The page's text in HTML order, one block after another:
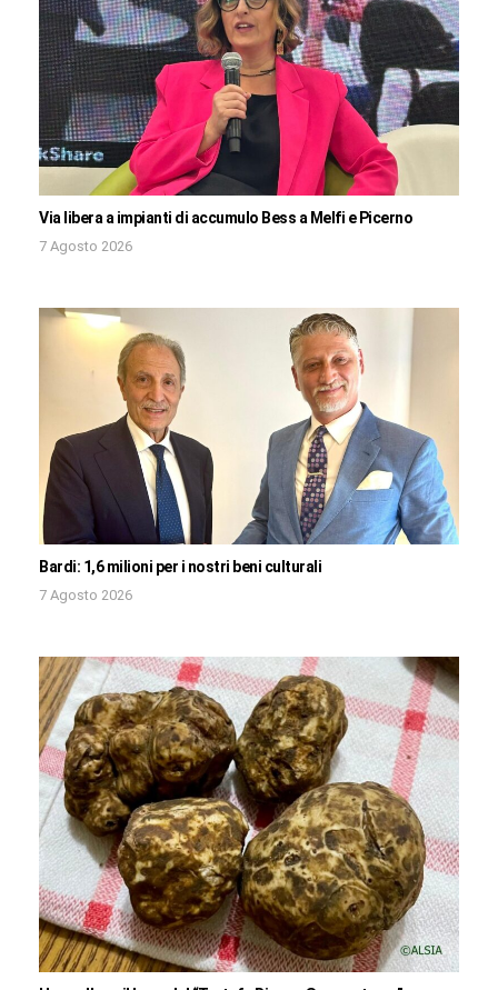
Via libera a impianti di accumulo Bess a Melfi e Picerno
7 Agosto 2026
Bardi: 1,6 milioni per i nostri beni culturali
7 Agosto 2026